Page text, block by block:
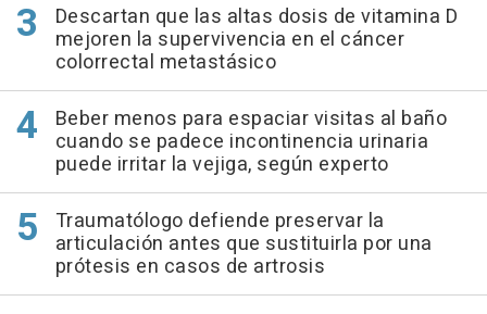
Descartan que las altas dosis de vitamina D
mejoren la supervivencia en el cáncer
colorrectal metastásico
Beber menos para espaciar visitas al baño
cuando se padece incontinencia urinaria
puede irritar la vejiga, según experto
Traumatólogo defiende preservar la
articulación antes que sustituirla por una
prótesis en casos de artrosis